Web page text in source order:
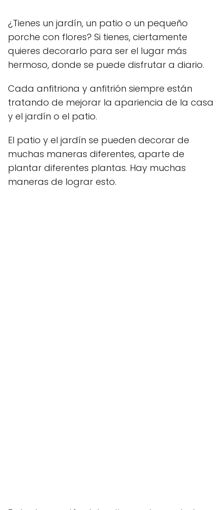
¿Tienes un jardín, un patio o un pequeño
porche con flores? Si tienes, ciertamente
quieres decorarlo para ser el lugar más
hermoso, donde se puede disfrutar a diario.
Cada anfitriona y anfitrión siempre están
tratando de mejorar la apariencia de la casa
y el jardín o el patio.
El patio y el jardín se pueden decorar de
muchas maneras diferentes, aparte de
plantar diferentes plantas. Hay muchas
maneras de lograr esto.